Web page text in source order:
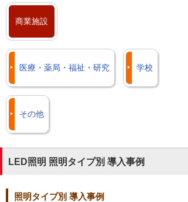
商業施設
医療・薬局・福祉・研究 学校
その他
LED照明 照明タイプ別 導入事例
照明タイプ別 導入事例